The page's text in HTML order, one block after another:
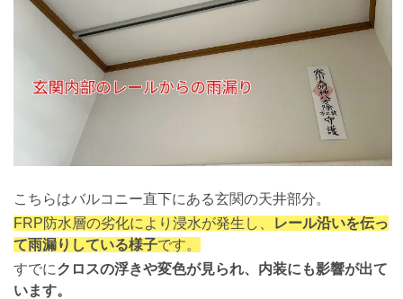
こちらはバルコニー直下にある玄関の天井部分。
FRP防水層の劣化により浸水が発生し、
レール沿いを伝っ
て雨漏りしている様子です。
すでにクロスの浮きや変色が見られ、内装にも影響が出て
います。